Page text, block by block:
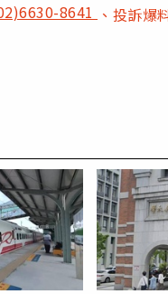
8641 、投訴爆